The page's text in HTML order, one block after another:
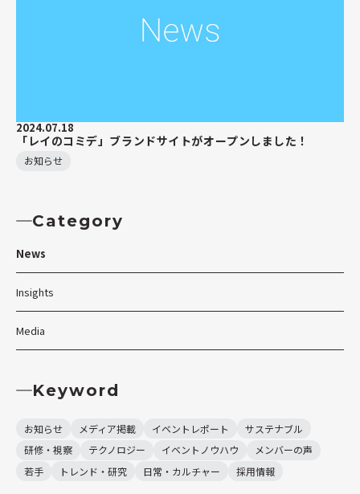
2024.07.18
「レイのコミデ」ブランドサイトがオープンしました！
お知らせ
Category
News
Insights
Media
Keyword
お知らせ メディア掲載 イベントレポート
サステナブル
研修・視察
テクノロジー イベントノウハウ
メンバーの声
若手
トレンド・研究 日常・カルチャー 採用情報